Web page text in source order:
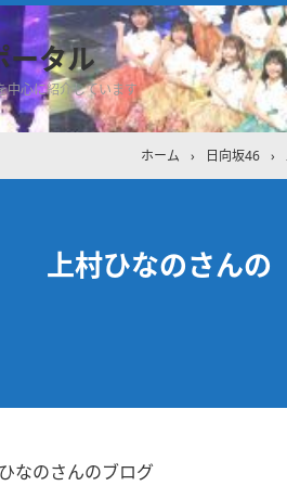
ータル
中心に紹介しています
ホーム › 日向坂46 ›
上村ひなのさんの
なのさんのブログ